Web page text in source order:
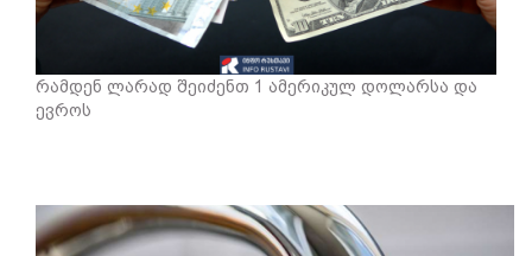
რამდენ ლარად შეიძენთ 1 ამერიკულ დოლარსა და
ევროს